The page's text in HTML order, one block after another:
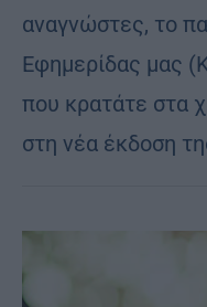
αναγνώστες, το
Εφημερίδας μας
που κρατάτε στα
στη νέα έκδοση